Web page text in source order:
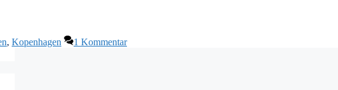
, Kopenhagen
1 Kommentar